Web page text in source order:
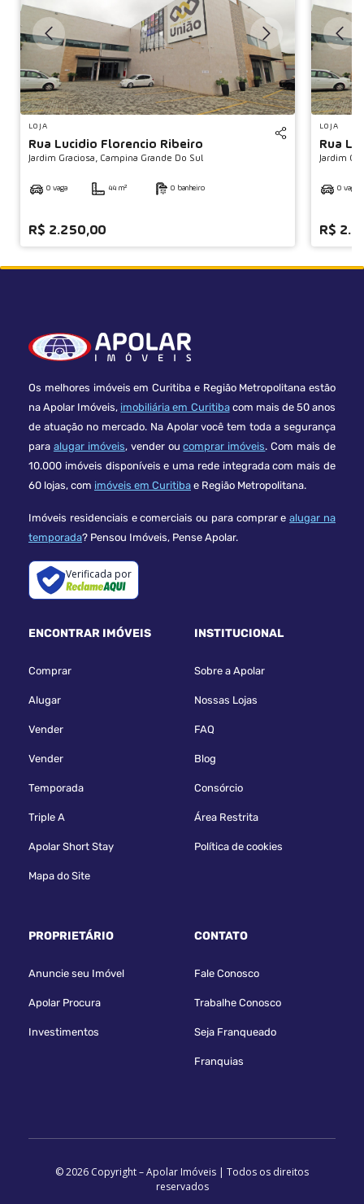
LOJA
Rua Lucidio Florencio Ribeiro
Jardim Graciosa, Campina Grande Do Sul
0 vaga 44 m² 0 banheiro
R$ 2.250,00
LOJA
Rua
Jardim
0 vaga
R$
Os melhores imóveis em Curitiba e Região Metropolitana estão
na Apolar Imóveis, imobiliária em Curitibacom mais de 50 anos
de atuação no mercado. Na Apolar você tem toda a segurança
para alugar imóveis, vender oucomprar imóveis. Com mais de
10.000 imóveis disponíveis e uma rede integrada com mais de
60 lojas, com imóveis em Curitiba e Região Metropolitana.
Imóveis residenciais e comerciais ou para comprar ealugar na
temporada? Pensou Imóveis, Pense Apolar.
Verificada por
ENCONTRAR IMÓVEIS
Comprar
Alugar
Vender
Vender
Temporada
Triple A
Apolar Short Stay
Mapa do Site
INSTITUCIONAL
Sobre a Apolar
Nossas Lojas
FAQ
Blog
Consórcio
Área Restrita
Política de cookies
PROPRIETÁRIO
Anuncie seu Imóvel
Apolar Procura
Investimentos
CONTATO
Fale Conosco
Trabalhe Conosco
Seja Franqueado
Franquias
© 2026 Copyright – Apolar Imóveis | Todos os direitos
reservados